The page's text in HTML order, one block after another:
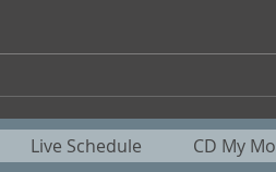
ス
Live Schedule CD My